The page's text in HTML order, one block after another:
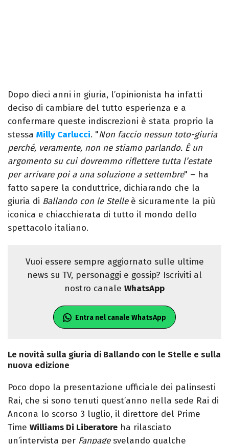
Dopo dieci anni in giuria, l’opinionista ha infatti
deciso di cambiare del tutto esperienza e a
confermare queste indiscrezioni è stata proprio la
stessa Milly Carlucci. "Non faccio nessun toto-giuria
perché, veramente, non ne stiamo parlando. È un
argomento su cui dovremmo riflettere tutta l’estate
per arrivare poi a una soluzione a settembre" – ha
fatto sapere la conduttrice, dichiarando che la
giuria di Ballando con le Stelleè sicuramente la più
iconica e chiacchierata di tutto il mondo dello
spettacolo italiano.
Vuoi essere sempre aggiornato sulle ultime
news su TV, personaggi e gossip? Iscriviti al
nostro canale WhatsApp
Entra nel canale WhatsApp
Le novità sulla giuria di Ballando con le Stelle e sulla
nuova edizione
Poco dopo la presentazione ufficiale dei palinsesti
Rai, che si sono tenuti quest’anno nella sede Rai di
Ancona lo scorso 3 luglio, il direttore del Prime
Time Williams Di Liberatore ha rilasciato
un’intervista per Fanpagesvelando qualche